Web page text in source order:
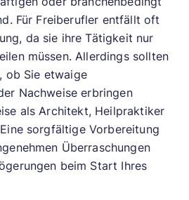
Für Freiberufler entfällt oft
da sie ihre Tätigkeit nur
müssen. Allerdings sollten
ob Sie etwaige
Nachweise erbringen
als Architekt, Heilpraktiker
sorgfältige Vorbereitung
Überraschungen
beim Start Ihres